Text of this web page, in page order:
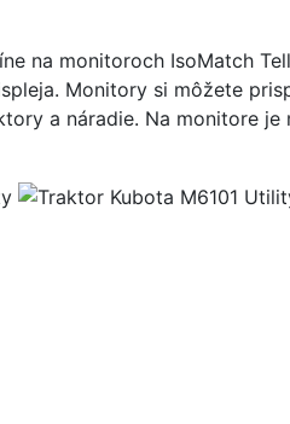
na monitoroch IsoMatch
Monitory si môžete
a náradie. Na monitore